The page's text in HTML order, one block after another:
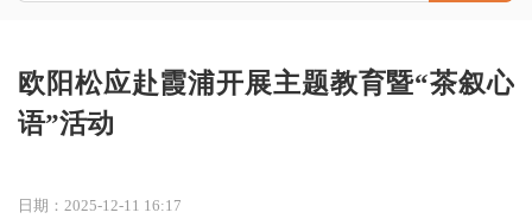
欧阳松应赴霞浦开展主题教育暨“茶叙心
语”活动
日期：2025-12-11 16:17